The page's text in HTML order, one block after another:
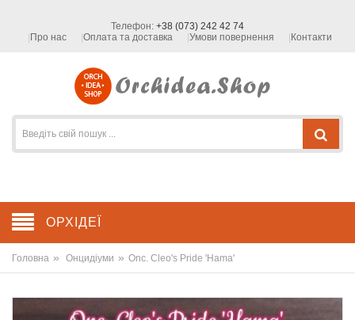
Телефон: +38 (073) 242 42 74
Про нас
Оплата та доставка Умови повернення Контакти
ОРХІДЕЇ
Головна » Онцидіуми » Onc. Cleo's Pride 'Hama'